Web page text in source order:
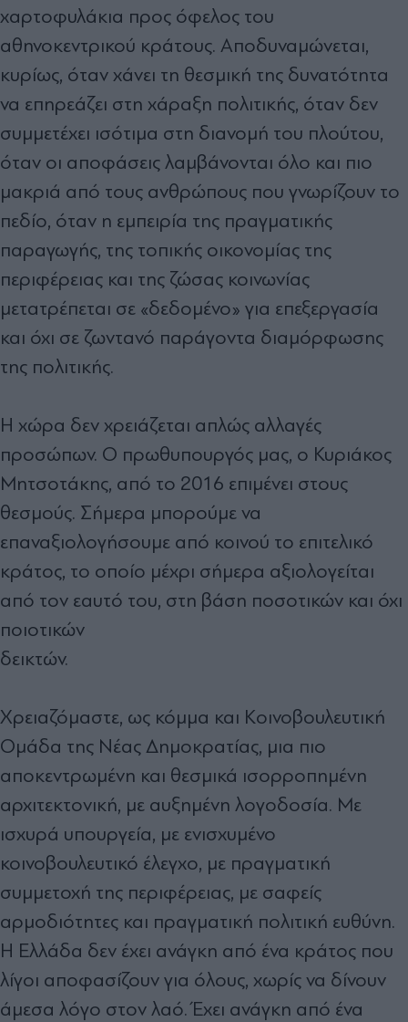
χαρτοφυλάκια προς όφελος του
αθηνοκεντρικού κράτους. Αποδυναμώνεται,
κυρίως, όταν χάνει τη θεσμική της δυνατότητα
να επηρεάζει στη χάραξη πολιτικής, όταν δεν
συμμετέχει ισότιμα στη διανομή του πλούτου,
όταν οι αποφάσεις λαμβάνονται όλο και πιο
μακριά από τους ανθρώπους που γνωρίζουν το
πεδίο, όταν η εμπειρία της πραγματικής
παραγωγής, της τοπικής οικονομίας της
περιφέρειας και της ζώσας κοινωνίας
μετατρέπεται σε «δεδομένο» για επεξεργασία
και όχι σε ζωντανό παράγοντα διαμόρφωσης
της πολιτικής.
Η χώρα δεν χρειάζεται απλώς αλλαγές
προσώπων. Ο πρωθυπουργός μας, ο Κυριάκος
Μητσοτάκης, από το 2016 επιμένει στους
θεσμούς. Σήμερα μπορούμε να
επαναξιολογήσουμε από κοινού το επιτελικό
κράτος, το οποίο μέχρι σήμερα αξιολογείται
από τον εαυτό του, στη βάση ποσοτικών και όχι
ποιοτικών
δεικτών.
Χρειαζόμαστε, ως κόμμα και Κοινοβουλευτική
Ομάδα της Νέας Δημοκρατίας, μια πιο
αποκεντρωμένη και θεσμικά ισορροπημένη
αρχιτεκτονική, με αυξημένη λογοδοσία. Με
ισχυρά υπουργεία, με ενισχυμένο
κοινοβουλευτικό έλεγχο, με πραγματική
συμμετοχή της περιφέρειας, με σαφείς
αρμοδιότητες και πραγματική πολιτική ευθύνη.
Η Ελλάδα δεν έχει ανάγκη από ένα κράτος που
λίγοι αποφασίζουν για όλους, χωρίς να δίνουν
άμεσα λόγο στον λαό. Έχει ανάγκη από ένα